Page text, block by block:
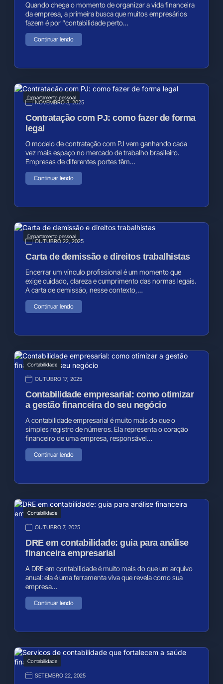
Quando chega o momento de organizar a vida financeira
da empresa, a primeira busca que muitos empresários
fazem é por “contabilidade perto…
Continuar lendo
Departamento pessoal
NOVEMBRO 3, 2025
Contratação com PJ: como fazer de forma
legal
O modelo de contratação com PJ vem ganhando cada
vez mais espaço no mercado de trabalho brasileiro.
Empresas de diferentes portes têm…
Continuar lendo
Departamento pessoal
OUTUBRO 22, 2025
Carta de demissão e direitos trabalhistas
Encerrar um vínculo profissional é um momento que
exige cuidado, clareza e cumprimento das normas legais.
A carta de demissão, nesse contexto,…
Continuar lendo
Contabilidade
OUTUBRO 17, 2025
Contabilidade empresarial: como otimizar
a gestão financeira do seu negócio
A contabilidade empresarial é muito mais do que o
simples registro de números. Ela representa o coração
financeiro de uma empresa, responsável…
Continuar lendo
Contabilidade
OUTUBRO 7, 2025
DRE em contabilidade: guia para análise
financeira empresarial
A DRE em contabilidade é muito mais do que um arquivo
anual: ela é uma ferramenta viva que revela como sua
empresa…
Continuar lendo
Contabilidade
SETEMBRO 22, 2025